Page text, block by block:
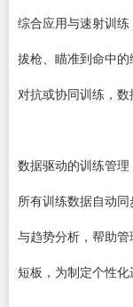
综合应用与速射训
拔枪、瞄准到命中
对抗或协同训练，数
数据驱动的训练管理
所有训练数据自动
与趋势分析，帮助
短板，为制定个性化